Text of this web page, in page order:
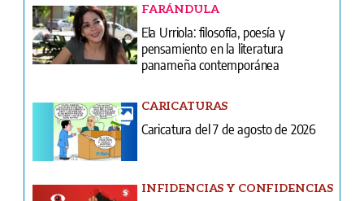
FARÁNDULA
Ela Urriola: filosofía, poesía y
pensamiento en la literatura
panameña contemporánea
CARICATURAS
Caricatura del 7 de agosto de 2026
INFIDENCIAS Y CONFIDENCIAS